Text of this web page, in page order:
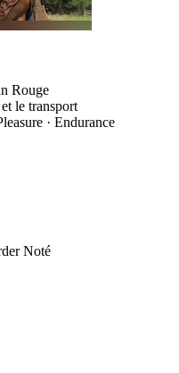
Rouge
le transport
· Endurance
Noté